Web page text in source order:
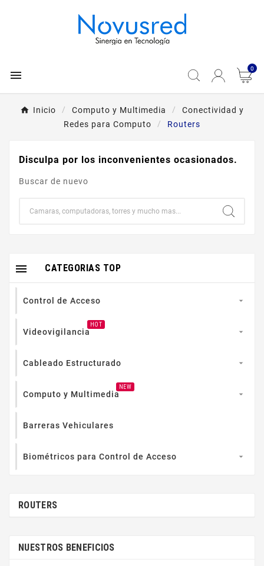
 0
Inicio Computo y Multimedia
Conectividad y
Redes para Computo
Routers
Disculpa por los inconvenientes ocasionados.
Buscar de nuevo
CATEGORIAS TOP

Control de Acceso 
Videovigilancia
HOT

Cableado Estructurado 
Computo y Multimedia
NEW

Barreras Vehiculares
Biométricos para Control de Acceso 
ROUTERS
NUESTROS BENEFICIOS